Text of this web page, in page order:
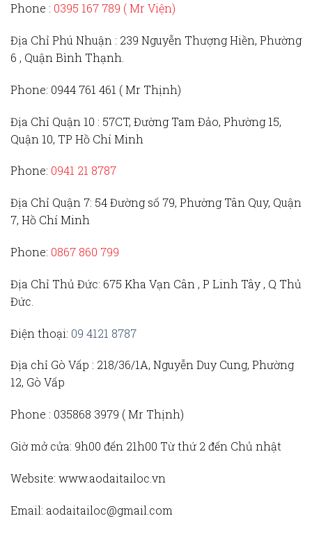
Phone : 0395 167 789 ( Mr Viện)
Địa Chỉ Phú Nhuận : 239 Nguyễn Thượng Hiền, Phường
6 , Quận Bình Thạnh.
Phone: 0944 761 461 ( Mr Thịnh)
Địa Chỉ Quận 10 : 57CT, Đường Tam Đảo, Phường 15,
Quận 10, TP Hồ Chí Minh
Phone: 0941 21 8787
Địa Chỉ Quận 7: 54 Đường số 79, Phường Tân Quy, Quận
7, Hồ Chí Minh
Phone: 0867 860 799
Địa Chỉ Thủ Đức: 675 Kha Vạn Cân , P Linh Tây , Q Thủ
Đức.
Điện thoại: 09 4121 8787
Địa chỉ Gò Vấp : 218/36/1A, Nguyễn Duy Cung, Phường
12, Gò Vấp
Phone : 035868 3979 (Mr Thịnh)
Giờ mở cửa: 9h00 đến 21h00 Từ thứ 2 đến Chủ nhật
Website: www.aodaitailoc.vn
Email: aodaitailoc@gmail.com